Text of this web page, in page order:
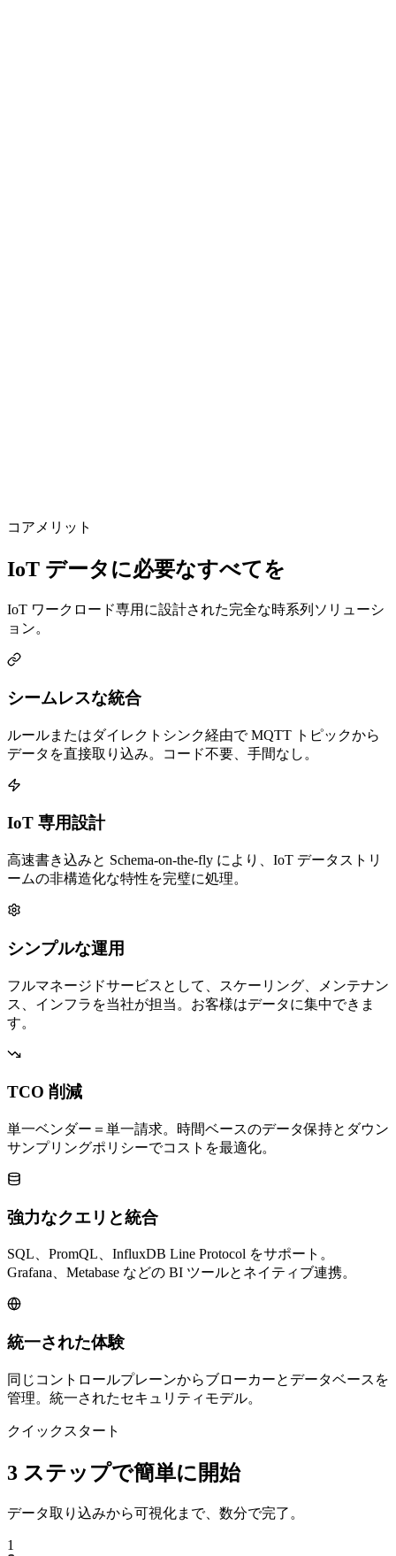
コアメリット
IoT データに必要なすべてを
IoT ワークロード専用に設計された完全な時系列ソリューシ
ョン。
シームレスな統合
ルールまたはダイレクトシンク経由で MQTT トピックから
データを直接取り込み。コード不要、手間なし。
IoT 専用設計
高速書き込みと Schema-on-the-fly により、IoT データストリ
ームの非構造化な特性を完璧に処理。
シンプルな運用
フルマネージドサービスとして、スケーリング、メンテナン
ス、インフラを当社が担当。お客様はデータに集中できま
す。
TCO 削減
単一ベンダー＝単一請求。時間ベースのデータ保持とダウン
サンプリングポリシーでコストを最適化。
強力なクエリと統合
SQL、PromQL、InfluxDB Line Protocol をサポート。
Grafana、Metabase などの BI ツールとネイティブ連携。
統一された体験
同じコントロールプレーンからブローカーとデータベースを
管理。統一されたセキュリティモデル。
クイックスタート
3 ステップで簡単に開始
データ取り込みから可視化まで、数分で完了。
1